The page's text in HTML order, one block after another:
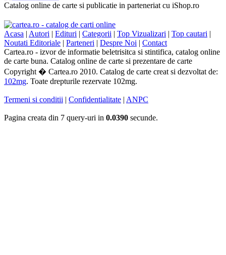
Catalog online de carte si publicatie in parteneriat cu iShop.ro
Acasa | Autori | Edituri | Categorii | Top Vizualizari | Top cautari |
Noutati Editoriale | Parteneri | Despre Noi | Contact
Cartea.ro - izvor de informatie beletrisitca si stintifica, catalog online
de carte buna. Catalog online de carte si prezentare de carte
Copyright � Cartea.ro 2010. Catalog de carte creat si dezvoltat de:
102mg. Toate drepturile rezervate 102mg.
Termeni si conditii | Confidentialitate | ANPC
Pagina creata din 7 query-uri in 0.0390 secunde.